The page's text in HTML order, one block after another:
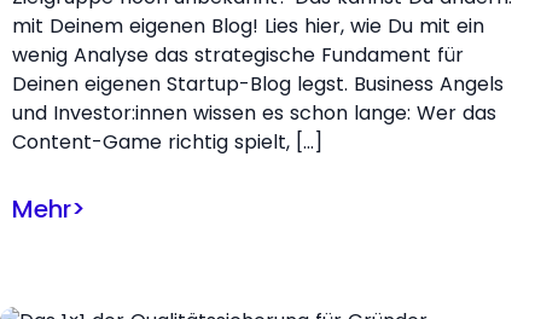
mit Deinem eigenen Blog! Lies hier, wie Du mit ein
wenig Analyse das strategische Fundament für
Deinen eigenen Startup-Blog legst. Business Angels
und Investor:innen wissen es schon lange: Wer das
Content-Game richtig spielt, […]
Mehr>